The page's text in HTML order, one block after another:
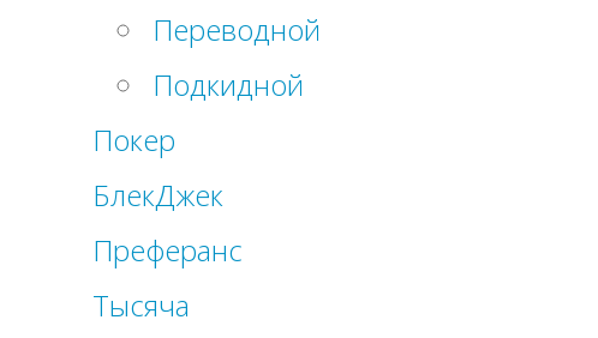
Переводной
Подкидной
Покер
БлекДжек
Преферанс
Тысяча